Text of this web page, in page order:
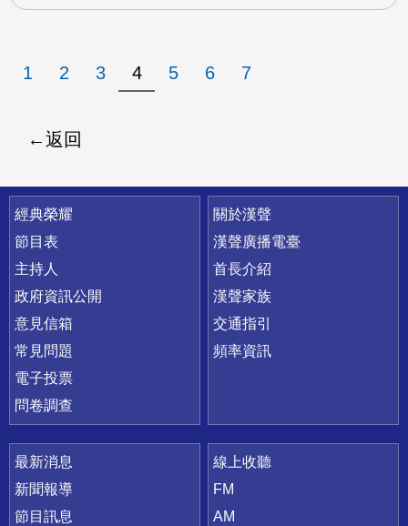
1 2 3 4 5 6 7
返回
快速連結
經典榮耀
節目表
主持人
政府資訊公開
意見信箱
常見問題
電子投票
問卷調查
關於漢聲
漢聲廣播電臺
首長介紹
漢聲家族
交通指引
頻率資訊
最新消息
新聞報導
節目訊息
線上收聽
FM
AM